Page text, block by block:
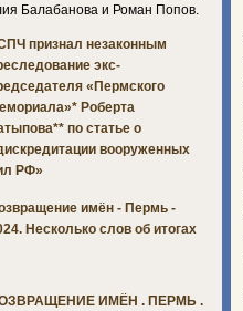
Балабанова и Роман Попов.
признал незаконным
экс-
«Пермского
Роберта
по статье о
вооруженных
РФ»
имён - Пермь -
Несколько слов об итогах
ИМЁН . ПЕРМЬ .